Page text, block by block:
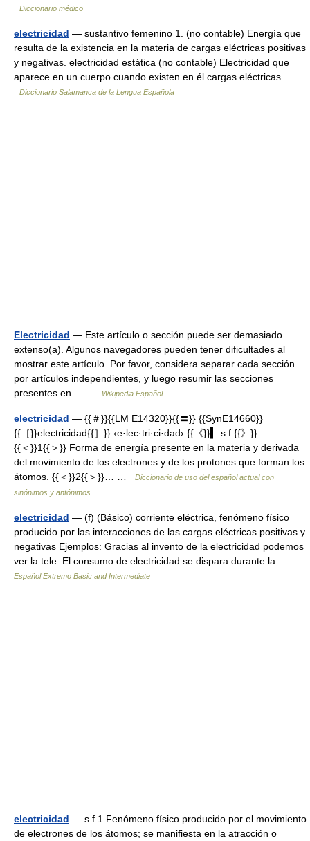
Diccionario médico
electricidad — sustantivo femenino 1. (no contable) Energía que
resulta de la existencia en la materia de cargas eléctricas positivas
y negativas. electricidad estática (no contable) Electricidad que
aparece en un cuerpo cuando existen en él cargas eléctricas… …
Diccionario Salamanca de la Lengua Española
Electricidad — Este artículo o sección puede ser demasiado
extenso(a). Algunos navegadores pueden tener dificultades al
mostrar este artículo. Por favor, considera separar cada sección
por artículos independientes, y luego resumir las secciones
presentes en… …
Wikipedia Español
electricidad — {{＃}}{{LM E14320}}{{〓}} {{SynE14660}}
{{［}}electricidad{{］}} ‹e·lec·tri·ci·dad› {{《}}▍ s.f.{{》}}
{{＜}}1{{＞}} Forma de energía presente en la materia y derivada
del movimiento de los electrones y de los protones que forman los
átomos. {{＜}}2{{＞}}… …
Diccionario de uso del español actual con
sinónimos y antónimos
electricidad — (f) (Básico) corriente eléctrica, fenómeno físico
producido por las interacciones de las cargas eléctricas positivas y
negativas Ejemplos: Gracias al invento de la electricidad podemos
ver la tele. El consumo de electricidad se dispara durante la …
Español Extremo Basic and Intermediate
electricidad — s f 1 Fenómeno físico producido por el movimiento
de electrones de los átomos; se manifiesta en la atracción o